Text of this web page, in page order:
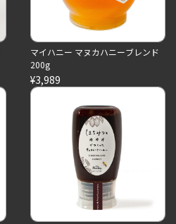
マイハニー マヌカハニーブレンド
200g
¥3,989